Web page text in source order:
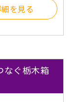
を見る
なぐ栃木箱